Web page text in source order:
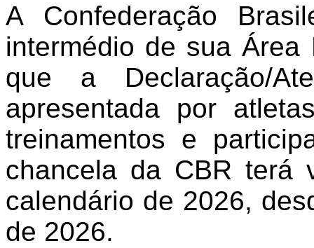
A Confederação
intermédio de sua
que a Declaração/
apresentada por
treinamentos e
chancela da CBR terá
calendário de 2026,
de 2026.